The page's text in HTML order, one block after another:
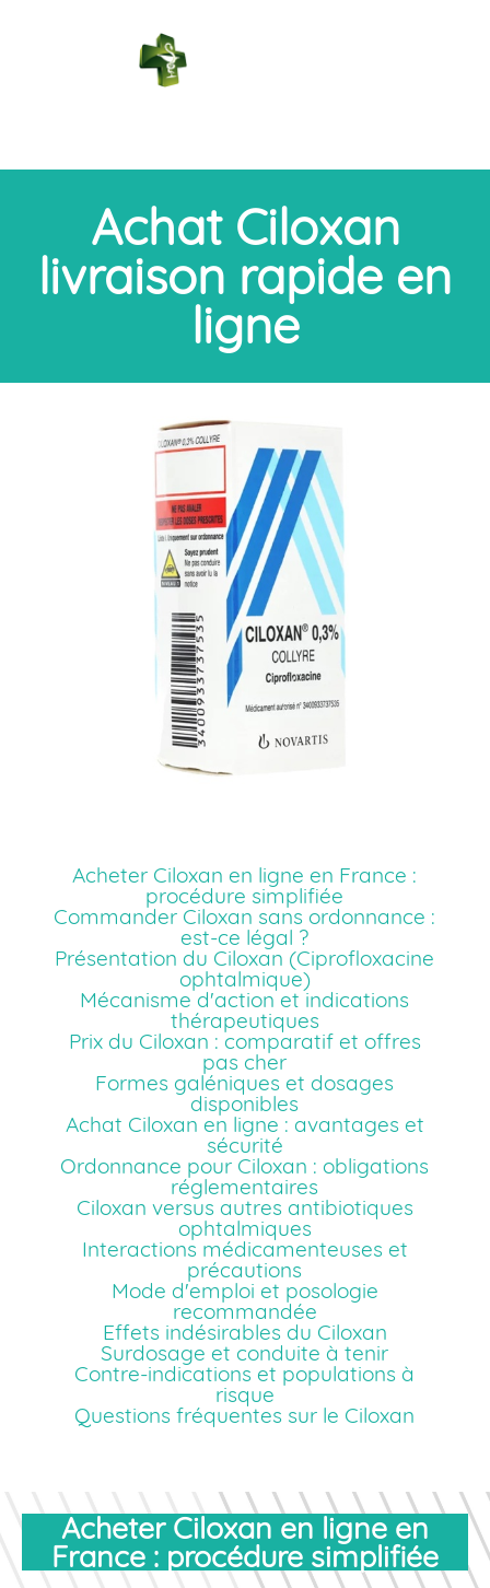
Achat Ciloxan
livraison rapide en
ligne
Acheter Ciloxan en ligne en France :
procédure simplifiée
Commander Ciloxan sans ordonnance :
est-ce légal ?
Présentation du Ciloxan (Ciprofloxacine
ophtalmique)
Mécanisme d'action et indications
thérapeutiques
Prix du Ciloxan : comparatif et offres
pas cher
Formes galéniques et dosages
disponibles
Achat Ciloxan en ligne : avantages et
sécurité
Ordonnance pour Ciloxan : obligations
réglementaires
Ciloxan versus autres antibiotiques
ophtalmiques
Interactions médicamenteuses et
précautions
Mode d'emploi et posologie
recommandée
Effets indésirables du Ciloxan
Surdosage et conduite à tenir
Contre-indications et populations à
risque
Questions fréquentes sur le Ciloxan
Acheter Ciloxan en ligne en
France : procédure simplifiée